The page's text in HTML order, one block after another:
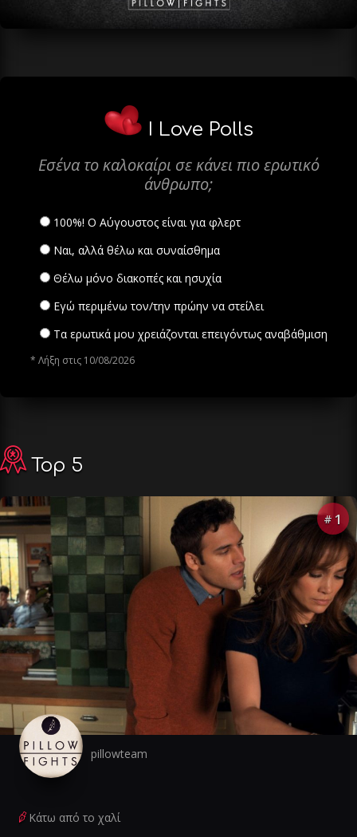
I Love Polls
Εσένα το καλοκαίρι σε κάνει πιο ερωτικό
άνθρωπο;
100%! Ο Αύγουστος είναι για φλερτ
Ναι, αλλά θέλω και συναίσθημα
Θέλω μόνο διακοπές και ησυχία
Εγώ περιμένω τον/την πρώην να στείλει
Τα ερωτικά μου χρειάζονται επειγόντως αναβάθμιση
* Λήξη στις 10/08/2026
Top 5
# 1
pillowteam
Κάτω από το χαλί